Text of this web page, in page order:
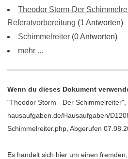
Theodor Storm-Der
Referatvorbereitung (1 Antworten)
Schimmelreiter (0 Antworten)
mehr ...
Wenn du dieses Dokument
"Theodor Storm - Der Schimmelreiter",
hausaufgaben.de/Hausaufgaben/
Schimmelreiter.php, Abgerufen
Es handelt sich hier um einen